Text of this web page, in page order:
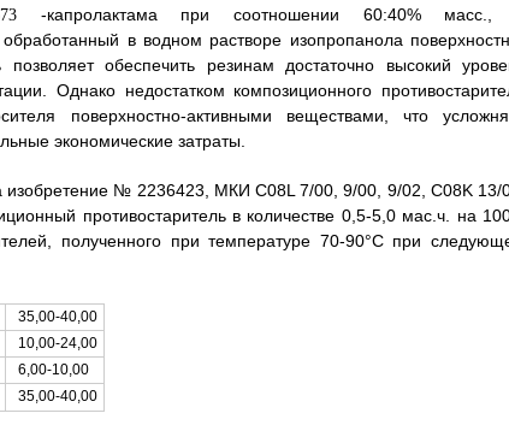
-капролактама при соотношении 60:40%
в водном растворе изопропанола
обеспечить резинам достаточно высокий
Однако недостатком композиционного
поверхностно-активными веществами, что
экономические затраты.
изобретение № 2236423, МКИ C08L 7/00, 9/00, 9/02, C08K 13/
противостаритель в количестве 0,5-5,0 мас.ч. на
полученного при температуре 70-90°C при
35,00-40,00
10,00-24,00
6,00-10,00
35,00-40,00